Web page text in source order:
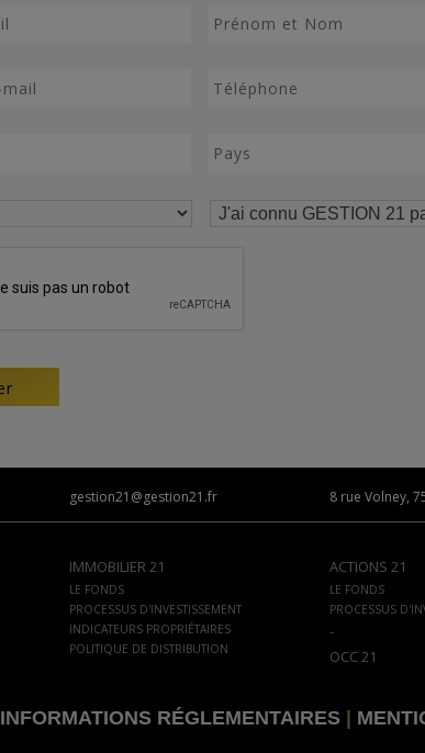
gestion21@gestion21.fr 8 rue Volney,
IMMOBILIER 21
LE FONDS
PROCESSUS D'INVESTISSEMENT
INDICATEURS PROPRIÉTAIRES
POLITIQUE DE DISTRIBUTION
ACTIONS 21
LE FONDS
PROCESSUS
-
OCC 21
INFORMATIONS RÉGLEMENTAIRES|